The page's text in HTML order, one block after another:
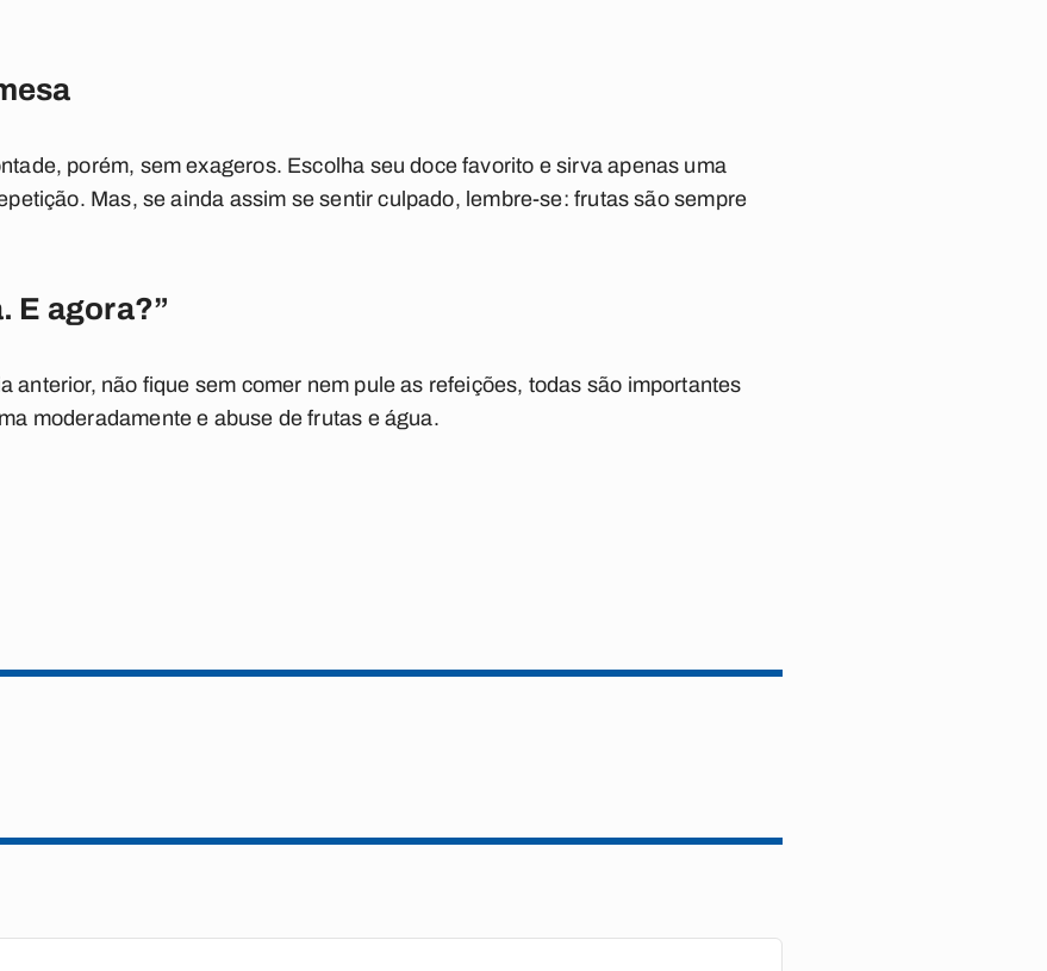
porém, sem exageros. Escolha seu doce favorito e sirva apenas uma
Mas, se ainda assim se sentir culpado, lembre-se: frutas são sempre
E agora?”
anterior, não fique sem comer nem pule as refeições, todas são importantes
moderadamente e abuse de frutas e água.